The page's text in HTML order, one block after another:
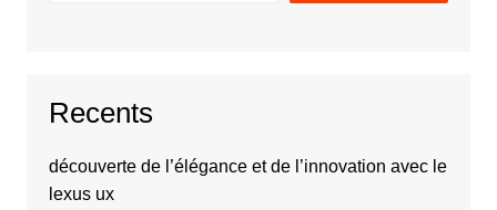
Recents
découverte de l’élégance et de l’innovation avec le
lexus ux